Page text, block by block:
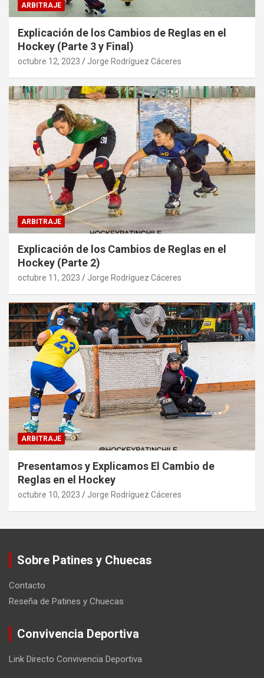
ARBITRAJE
Explicación de los Cambios de Reglas en el
Hockey (Parte 3 y Final)
octubre 12, 2023 Jorge Rodríguez Cáceres
ARBITRAJE
Explicación de los Cambios de Reglas en el
Hockey (Parte 2)
octubre 11, 2023 Jorge Rodríguez Cáceres
ARBITRAJE
Presentamos y Explicamos El Cambio de
Reglas en el Hockey
octubre 10, 2023 Jorge Rodríguez Cáceres
Sobre Patines y Chuecas
Contacto
Reseña de Patines y Chuecas
Convivencia Deportiva
Link Directo Convivencia Deportiva